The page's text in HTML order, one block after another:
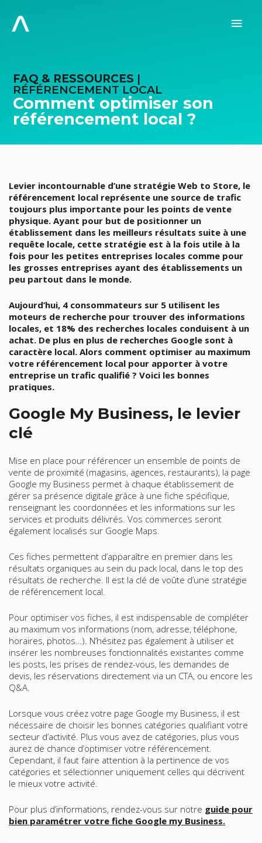
contenu
FAQ & RESSOURCES |
RÉFÉRENCEMENT LOCAL
Comment optimiser son
référencement local ?
Levier incontournable d’une stratégie Web to Store, le
référencement local représente une source de trafic
toujours plus importante pour les points de vente
physique. Ayant pour but de positionner un
établissement dans les meilleurs résultats suite à une
requête locale, cette stratégie est à la fois utile à la
fois pour les petites entreprises locales comme pour
les grosses entreprises ayant des établissements un
peu partout dans le monde.
Aujourd’hui, 4 consommateurs sur 5 utilisent les
moteurs de recherche pour trouver des informations
locales, et 18% des recherches locales conduisent à un
achat. De plus en plus de recherches Google sont à
caractère local. Alors comment optimiser au maximum
votre référencement local pour apporter à votre
entreprise un trafic qualifié ? Voici les bonnes
pratiques.
Google My Business, le levier
clé
Mise en place pour référencer un ensemble de points de
vente de proximité (magasins, agences, restaurants), la page
Google my Business permet à chaque établissement de
gérer sa présence digitale grâce à une fiche spécifique,
renseignant les coordonnées et les informations sur les
services et produits délivrés. Vos commerces seront
également localisés sur Google Maps.
Ces fiches permettent d’apparaître en premier dans les
résultats organiques au sein du pack local, dans le top des
résultats de recherche. Il est la clé de voûte d’une stratégie
de référencement local.
Pour optimiser vos fiches, il est indispensable de compléter
au maximum vos informations (nom, adresse, téléphone,
horaires, photos…). N’hésitez pas également à utiliser et
insérer les nombreuses fonctionnalités existantes comme
les posts, les prises de rendez-vous, les demandes de
devis, les réservations directement via un CTA, ou encore les
Q&A.
Lorsque vous créez votre page Google my Business, il est
nécessaire de choisir les bonnes catégories qualifiant votre
secteur d’activité. Plus vous avez de catégories, plus vous
aurez de chance d’optimiser votre référencement.
Cependant, il faut faire attention à la pertinence de vos
catégories et sélectionner uniquement celles qui décrivent
le mieux votre activité.
Pour plus d’informations, rendez-vous sur notre guide pour
bien paramétrer votre fiche Google my Business.